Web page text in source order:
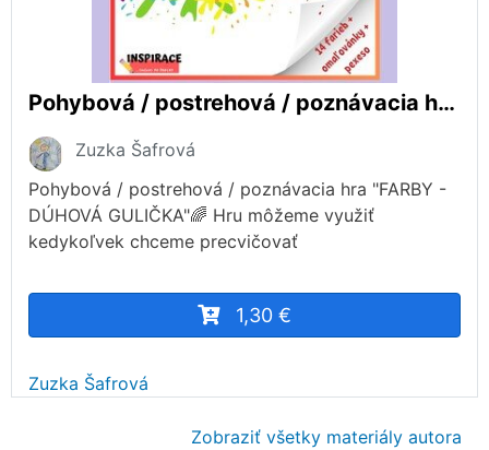
Pohybová / postrehová / poznávacia hra "FARBY - DÚHOVÁ GULIČKA"🌈
Zuzka Šafrová
Pohybová / postrehová / poznávacia hra "FARBY -
DÚHOVÁ GULIČKA"🌈 Hru môžeme využiť
kedykoľvek chceme precvičovať
1,30 €
Zuzka Šafrová
Zobraziť všetky materiály autora